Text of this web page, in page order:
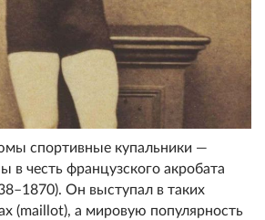
спортивные купальники —
в честь французского акробата
Он выступал в таких
(maillot), а мировую популярность